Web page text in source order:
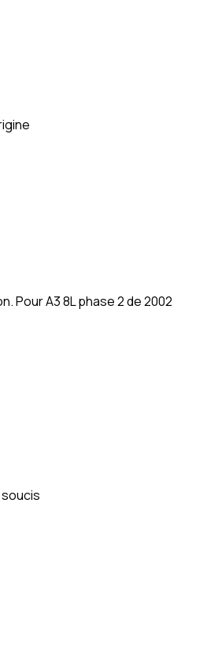
Pour A3 8L phase 2 de 2002